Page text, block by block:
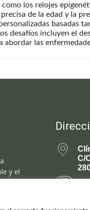
los relojes
de la edad y la
basadas
desafíos incluyen el
abordar las
y el
C/